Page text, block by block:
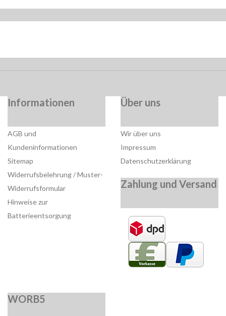
Informationen
AGB und
Kundeninformationen
Sitemap
Widerrufsbelehrung / Muster-
Widerrufsformular
Hinweise zur
Batterieentsorgung
Über uns
Wir über uns
Impressum
Datenschutzerklärung
Zahlung und Versand
WORB5